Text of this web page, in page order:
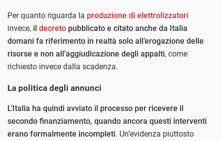
Per quanto riguarda la produzione di elettrolizzatori
invece, il decreto pubblicato e citato anche da Italia
domani fa riferimento in realtà solo all’erogazione delle
risorse e non all’aggiudicazione degli appalti, come
richiesto invece dalla scadenza.
La politica degli annunci
L’Italia ha quindi avviato il processo per ricevere il
secondo finanziamento, quando ancora questi interventi
erano formalmente incompleti. Un’evidenza piuttosto